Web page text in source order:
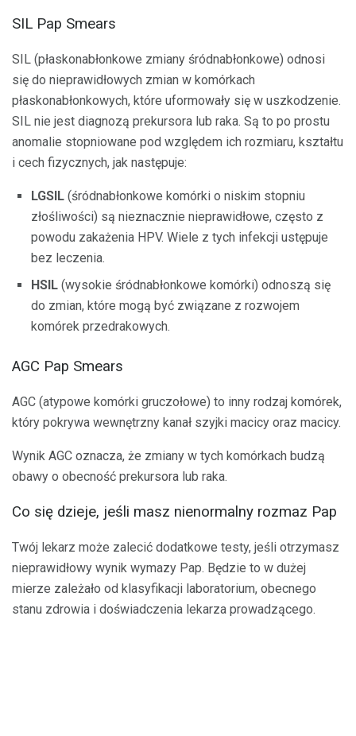
SIL Pap Smears
SIL (płaskonabłonkowe zmiany śródnabłonkowe) odnosi
się do nieprawidłowych zmian w komórkach
płaskonabłonkowych, które uformowały się w uszkodzenie.
SIL nie jest diagnozą prekursora lub raka. Są to po prostu
anomalie stopniowane pod względem ich rozmiaru, kształtu
i cech fizycznych, jak następuje:
LGSIL (śródnabłonkowe komórki o niskim stopniu
złośliwości) są nieznacznie nieprawidłowe, często z
powodu zakażenia HPV. Wiele z tych infekcji ustępuje
bez leczenia.
HSIL (wysokie śródnabłonkowe komórki) odnoszą się
do zmian, które mogą być związane z rozwojem
komórek przedrakowych.
AGC Pap Smears
AGC (atypowe komórki gruczołowe) to inny rodzaj komórek,
który pokrywa wewnętrzny kanał szyjki macicy oraz macicy.
Wynik AGC oznacza, że ​​zmiany w tych komórkach budzą
obawy o obecność prekursora lub raka.
Co się dzieje, jeśli masz nienormalny rozmaz Pap
Twój lekarz może zalecić dodatkowe testy, jeśli otrzymasz
nieprawidłowy wynik wymazy Pap. Będzie to w dużej
mierze zależało od klasyfikacji laboratorium, obecnego
stanu zdrowia i doświadczenia lekarza prowadzącego.